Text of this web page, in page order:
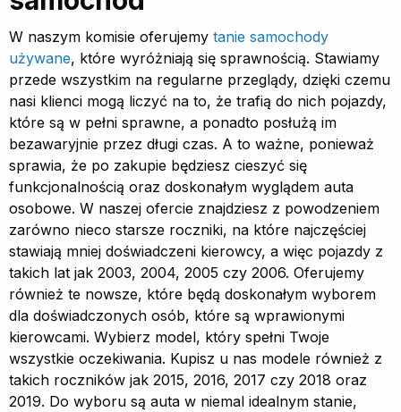
W naszym komisie oferujemy tanie samochody
używane, które wyróżniają się sprawnością. Stawiamy
przede wszystkim na regularne przeglądy, dzięki czemu
nasi klienci mogą liczyć na to, że trafią do nich pojazdy,
które są w pełni sprawne, a ponadto posłużą im
bezawaryjnie przez długi czas. A to ważne, ponieważ
sprawia, że po zakupie będziesz cieszyć się
funkcjonalnością oraz doskonałym wyglądem auta
osobowe. W naszej ofercie znajdziesz z powodzeniem
zarówno nieco starsze roczniki, na które najczęściej
stawiają mniej doświadczeni kierowcy, a więc pojazdy z
takich lat jak 2003, 2004, 2005 czy 2006. Oferujemy
również te nowsze, które będą doskonałym wyborem
dla doświadczonych osób, które są wprawionymi
kierowcami. Wybierz model, który spełni Twoje
wszystkie oczekiwania. Kupisz u nas modele również z
takich roczników jak 2015, 2016, 2017 czy 2018 oraz
2019. Do wyboru są auta w niemal idealnym stanie,